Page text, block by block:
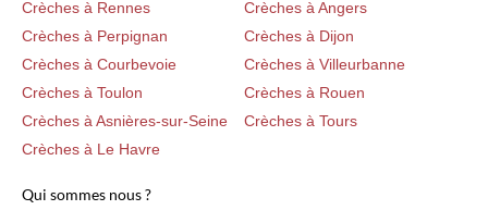
Crèches à Rennes
Crèches à Angers
Crèches à Perpignan
Crèches à Dijon
Crèches à Courbevoie
Crèches à Villeurbanne
Crèches à Toulon
Crèches à Rouen
Crèches à Asnières-sur-Seine
Crèches à Tours
Crèches à Le Havre
Qui sommes nous ?